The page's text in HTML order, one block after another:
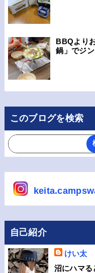
BBQより
鍋」でジ
このブログを検索
自己紹介
けい太
沼にハマる